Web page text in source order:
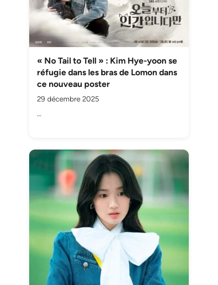
« No Tail to Tell » : Kim Hye-yoon se
réfugie dans les bras de Lomon dans
ce nouveau poster
29 décembre 2025
…